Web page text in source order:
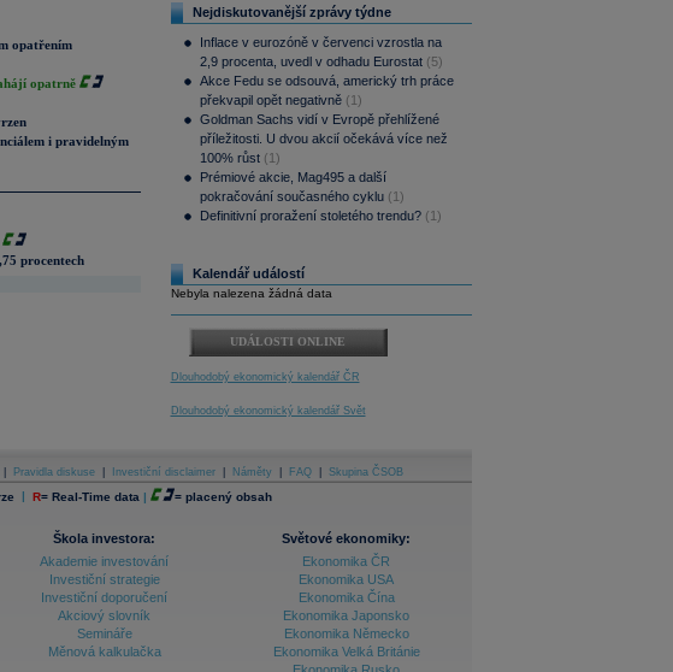
opatřením
opatrně
i pravidelným
procentech
Nejdiskutovanější zprávy týdne
Inflace v eurozóně v červenci vzrostla na
2,9 procenta, uvedl v odhadu Eurostat (5)
Akce Fedu se odsouvá, americký trh práce
překvapil opět negativně (1)
Goldman Sachs vidí v Evropě přehlížené
příležitosti. U dvou akcií očekává více než
100% růst (1)
Prémiové akcie, Mag495 a další
pokračování současného cyklu (1)
Definitivní proražení stoletého trendu? (1)
Kalendář událostí
Nebyla nalezena žádná data
UDÁLOSTI ONLINE
Dlouhodobý ekonomický kalendář ČR
Dlouhodobý ekonomický kalendář Svět
Pravidla diskuse Investiční disclaimer Náměty FAQ Skupina ČSOB
| R= Real-Time data | = placený obsah
Škola investora:
Akademie investování
Investiční strategie
Investiční doporučení
Akciový slovník
Semináře
Měnová kalkulačka
Světové ekonomiky:
Ekonomika ČR
Ekonomika USA
Ekonomika Čína
Ekonomika Japonsko
Ekonomika Německo
Ekonomika Velká Británie